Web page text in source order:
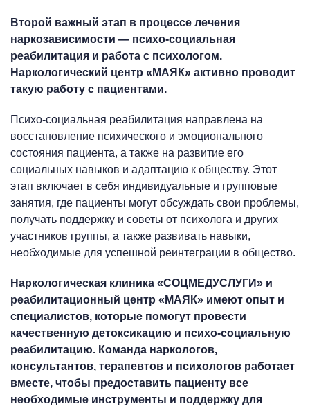
Второй важный этап в процессе лечения
наркозависимости — психо-социальная
реабилитация и работа с психологом.
Наркологический центр «МАЯК» активно проводит
такую работу с пациентами.
Психо-социальная реабилитация направлена на
восстановление психического и эмоционального
состояния пациента, а также на развитие его
социальных навыков и адаптацию к обществу. Этот
этап включает в себя индивидуальные и групповые
занятия, где пациенты могут обсуждать свои проблемы,
получать поддержку и советы от психолога и других
участников группы, а также развивать навыки,
необходимые для успешной реинтеграции в общество.
Наркологическая клиника «СОЦМЕДУСЛУГИ» и
реабилитационный центр «МАЯК» имеют опыт и
специалистов, которые помогут провести
качественную детоксикацию и психо-социальную
реабилитацию. Команда наркологов,
консультантов, терапевтов и психологов работает
вместе, чтобы предоставить пациенту все
необходимые инструменты и поддержку для